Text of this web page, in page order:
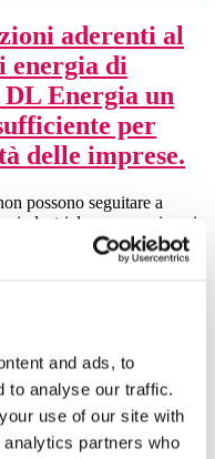
and ads, to
to analyse our traffic.
use of our site with
partners who
aderenti al
energia di
Energia un
per
delle imprese.
possono seguitare a
industriale europeo, in cui
compensazione del 75%
una copertura di poco
divario pesa per oltre 15
di essere determinante nel
e costringe la
importanti quote di